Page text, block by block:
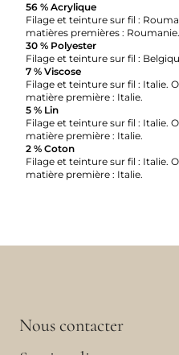
56 % Acrylique
Filage et teinture sur fil :
matières premières : Roumanie.
30 % Polyester
Filage et teinture sur fil :
7 % Viscose
Filage et teinture sur fil : Italie.
matière première : Italie.
5 % Lin
Filage et teinture sur fil : Italie.
matière première : Italie.
2 % Coton
Filage et teinture sur fil : Italie.
matière première : Italie.
Nous contacter